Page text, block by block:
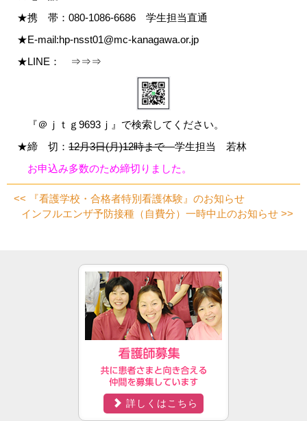
★携 帯：080-1086-6686 学生担当直通
★E-mail:hp-nsst01@mc-kanagawa.or.jp
★LINE： ⇒⇒⇒
『＠ｊｔｇ9693ｊ』で検索してください。
★締 切： 12月3日(月)12時まで学生担当 若林
お申込み多数のため締切りました。
<< 『看護学校・合格者特別看護体験』のお知らせ
インフルエンザ予防接種（自費分）一時中止のお知らせ >>
詳しくはこちら